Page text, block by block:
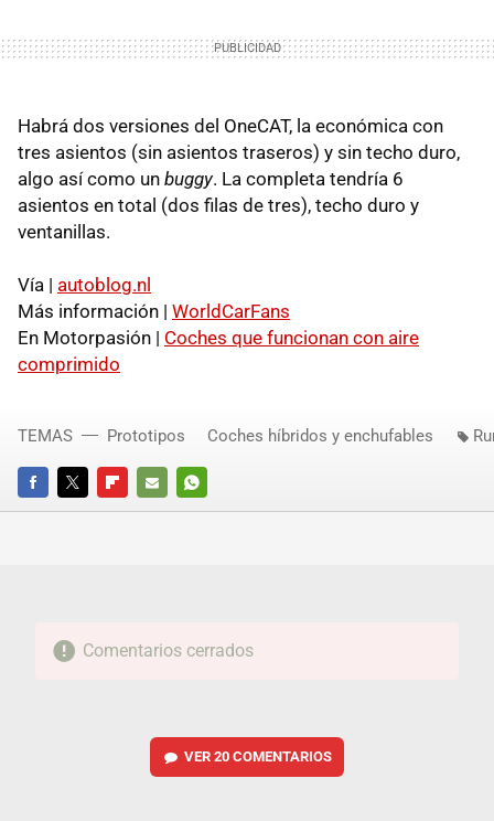
Habrá dos versiones del OneCAT, la económica con
tres asientos (sin asientos traseros) y sin techo duro,
algo así como un buggy. La completa tendría 6
asientos en total (dos filas de tres), techo duro y
ventanillas.
Vía | autoblog.nl
Más información | WorldCarFans
En Motorpasión | Coches que funcionan con aire
comprimido
FACEBOOKTWITTERFLIPBOARD
E-
WHATSAPP
TEMAS Prototipos Coches híbridos y enchufables
Comentarios cerrados
VER 20 COMENTARIOS